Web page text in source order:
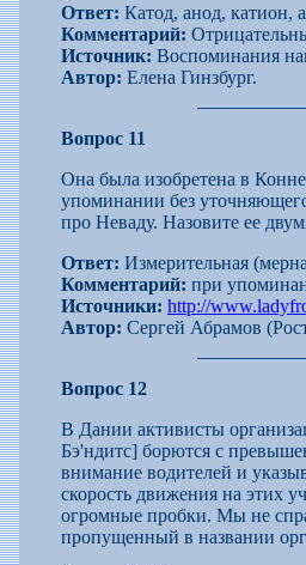
Ответ: Катод, анод, катион,
Комментарий:
Источник: Воспоминания
Автор: Елена Гинзбург.
Вопрос 11
Она была изобретена в
упоминании без
про Неваду. Назовите ее
Ответ: Измерительная
Комментарий: при
Источники: http://
Автор: Сергей Абрамов
Вопрос 12
В Дании активисты
Бэ'ндитс] борются с
внимание водителей и
скорость движения на этих
огромные пробки. Мы не
пропущенный в названии